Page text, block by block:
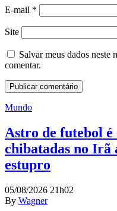
E-mail *
Site
Salvar meus dados neste
comentar.
Mundo
Astro de futebol é
chibatadas no Irã
estupro
05/08/2026 21h02
By Wagner